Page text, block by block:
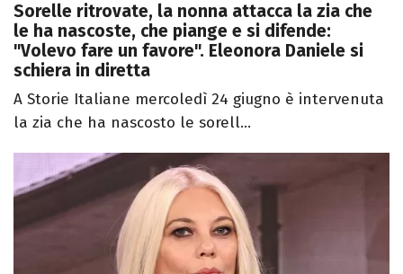
Sorelle ritrovate, la nonna attacca la zia che
le ha nascoste, che piange e si difende:
"Volevo fare un favore". Eleonora Daniele si
schiera in diretta
A Storie Italiane mercoledì 24 giugno è intervenuta
la zia che ha nascosto le sorell...